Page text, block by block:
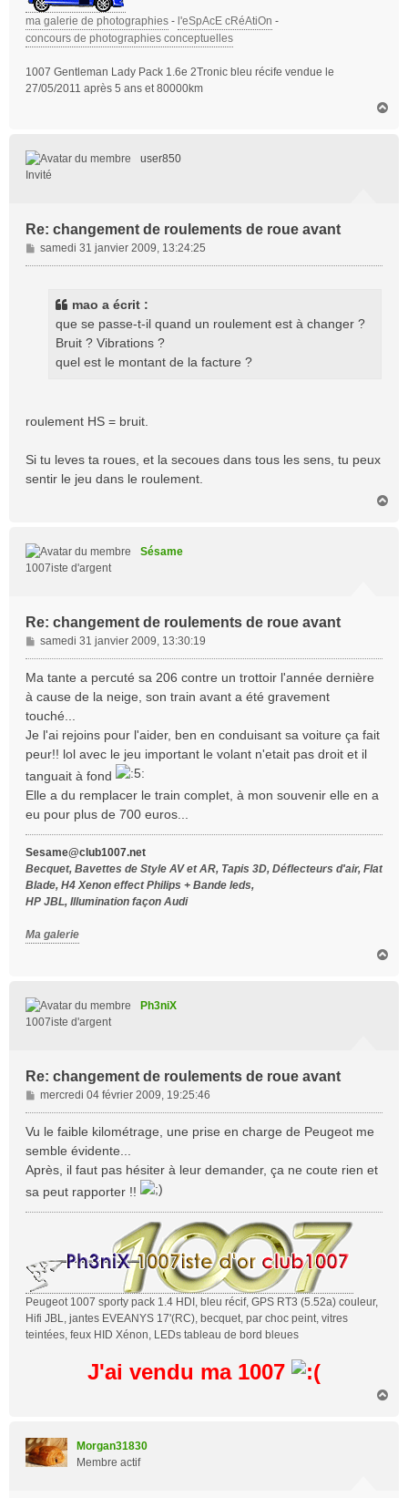
ma galerie de photographies - l'eSpAcE cRéAtiOn -
concours de photographies conceptuelles
1007 Gentleman Lady Pack 1.6e 2Tronic bleu récife vendue le
27/05/2011 après 5 ans et 80000km
user850
Invité
Re: changement de roulements de roue avant
M
e
samedi 31 janvier 2009, 13:24:25
mao a écrit :
que se passe-t-il quand un roulement est à changer ?
Bruit ? Vibrations ?
quel est le montant de la facture ?
roulement HS = bruit.
Si tu leves ta roues, et la secoues dans tous les sens, tu peux
sentir le jeu dans le roulement.
Sésame
1007iste d'argent
Re: changement de roulements de roue avant
M
e
s
g
e
samedi 31 janvier 2009, 13:30:19
Ma tante a percuté sa 206 contre un trottoir l'année dernière
à cause de la neige, son train avant a été gravement
touché...
Je l'ai rejoins pour l'aider, ben en conduisant sa voiture ça fait
peur!! lol avec le jeu important le volant n'etait pas droit et il
tanguait à fond
Elle a du remplacer le train complet, à mon souvenir elle en a
eu pour plus de 700 euros...
Sesame@club1007.net
Becquet, Bavettes de Style AV et AR, Tapis 3D, Déflecteurs d'air, Flat
Blade, H4 Xenon effect Philips + Bande leds,
HP JBL, Illumination façon Audi
Ma galerie
Ph3niX
1007iste d'argent
Re: changement de roulements de roue avant
M
e
s
g
e
mercredi 04 février 2009, 19:25:46
Vu le faible kilométrage, une prise en charge de Peugeot me
semble évidente...
Après, il faut pas hésiter à leur demander, ça ne coute rien et
sa peut rapporter !!
Peugeot 1007 sporty pack 1.4 HDI, bleu récif, GPS RT3 (5.52a) couleur,
Hifi JBL, jantes EVEANYS 17'(RC), becquet, par choc peint, vitres
teintées, feux HID Xénon, LEDs tableau de bord bleues
J'ai vendu ma 1007
Morgan31830
Membre actif